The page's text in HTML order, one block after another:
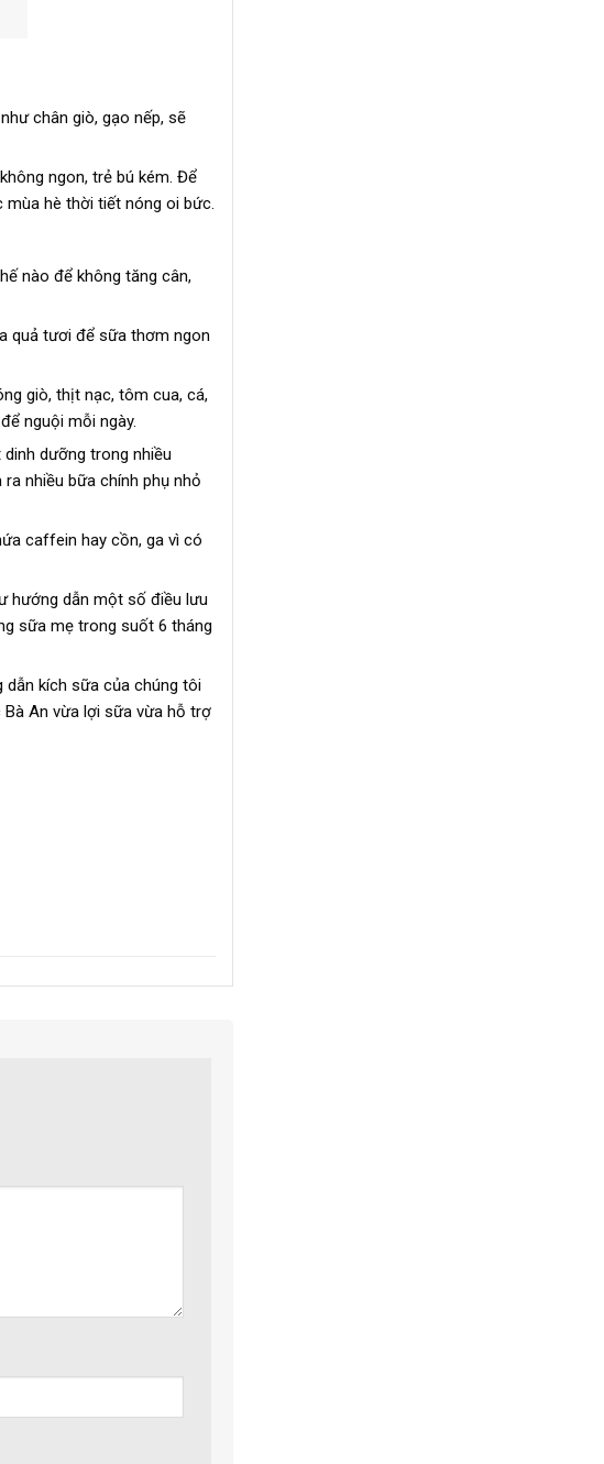
chân giò, gạo nếp, sẽ
ngon, trẻ bú kém. Để
hè thời tiết nóng oi bức.
nào để không tăng cân,
quả tươi để sữa thơm ngon
giò, thịt nạc, tôm cua, cá,
nguội mỗi ngày.
dưỡng trong nhiều
nhiều bữa chính phụ nhỏ
caffein hay cồn, ga vì có
hướng dẫn một số điều lưu
sữa mẹ trong suốt 6 tháng
dẫn kích sữa của chúng tôi
An vừa lợi sữa vừa hỗ trợ